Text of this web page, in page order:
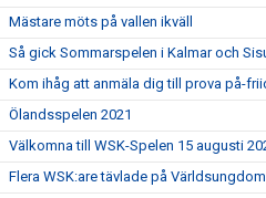
Mästare möts på vallen ikväll
Så gick Sommarspelen i Kalmar och
Kom ihåg att anmäla dig till prova på-
Ölandsspelen 2021
Välkomna till WSK-Spelen 15 augusti
Flera WSK:are tävlade på